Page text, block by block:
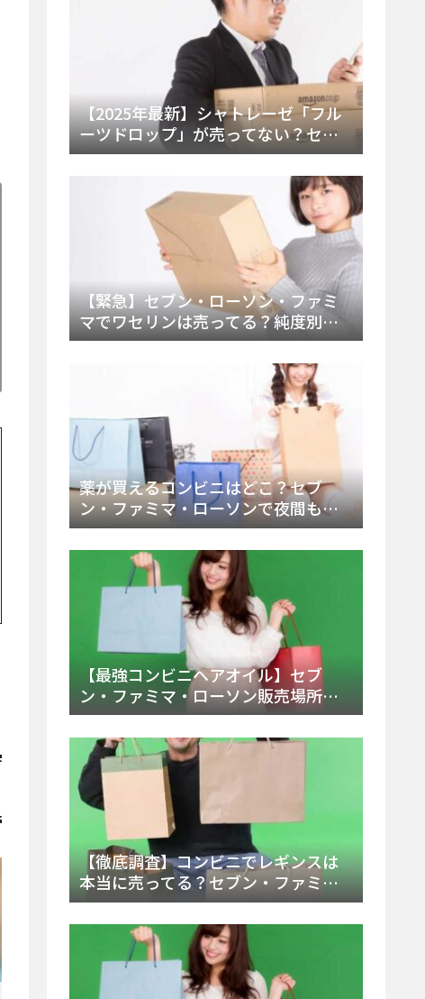
【2025年最新】シャトレーゼ「フル
ーツドロップ」が売ってない？セブ
ンでの販売終了理由と代替アイスを
【緊急】セブン・ローソン・ファミ
マでワセリンは売ってる？純度別お
すすめ品と販売場所を徹底まとめ
薬が買えるコンビニはどこ？セブ
ン・ファミマ・ローソンで夜間も買
える市販薬の種類と販売店の探し方
【2025年最新】
【最強コンビニヘアオイル】セブ
ン・ファミマ・ローソン販売場所
は？今すぐ買えるおすすめ市販品を
徹底調査！
【徹底調査】コンビニでレギンスは
本当に売ってる？セブン・ファミ
マ・ローソンの取扱店舗とメーカ
ー・内容物を詳しく調べてみた！